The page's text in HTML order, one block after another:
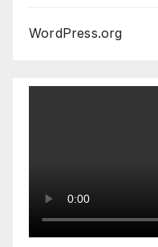
WordPress.org